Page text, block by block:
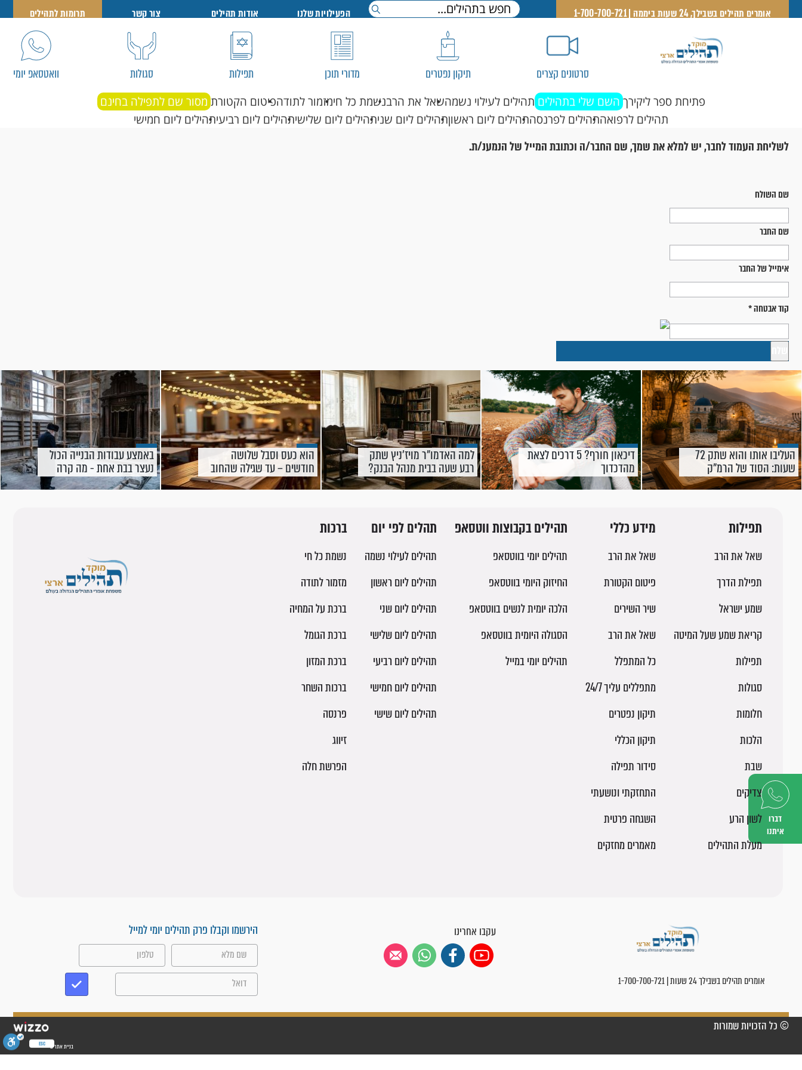
דברו
איתנו
אומרים תהילים בשבילך, 24 שעות ביממה | 1-700-700-721 הפעילויות שלנו אודות תהילים צור קשר תרומות לתהילים
סרטונים קצרים תיקון נפטרים מדורי תוכן תפילות סגולות וואטסאפ יומי
פתיחת ספר ליקירך השם שלי בתהילים תהילים לעילוי נשמהשאל את הרבנשמת כל חימזמור לתודהפיטום הקטורת מסור שם לתפילה בחינם
תהילים לרפואהתהילים לפרנסהתהילים ליום ראשוןתהילים ליום שניתהילים ליום שלישיתהילים ליום רביעיתהילים ליום חמישי
לשליחת העמוד לחבר, יש למלא את שמך, שם החבר/ה וכתובת המייל של הנמענ/ת.
שם השולח
שם החבר
אימייל של החבר
קוד אבטחה*
העליבו אותו והוא שתק 72
שעות: הסוד של הרמ"ק
שכולנו צריכים היום
דיכאון חורף? 5 דרכים לצאת
מהדכדוך
למה האדמו"ר מויז'ניץ שתק
רבע שעה בבית מנהל הבנק?
הוא כעס וסבל שלושה
חודשים – עד שגילה שהחוב
שולם מזמן
באמצע עבודות הבנייה הכול
נעצר בבת אחת - מה קרה
בקרעסטיר?
תפילות
שאל את הרב
תפילת הדרך
שמע ישראל
קריאת שמע שעל המיטה
תפילות
סגולות
חלומות
הלכות
שבת
צדיקים
לשון הרע
מעלת התהילים
מידע כללי
שאל את הרב
פיטום הקטורת
שיר השירים
שאל את הרב
כל המתפלל
מתפללים עליך 24/7
תיקון נפטרים
תיקון הכללי
סידור תפילה
התחזקתי ונושעתי
השגחה פרטית
מאמרים מחזקים
תהילים בקבוצות ווטסאפ
תהילים יומי בווטסאפ
החיזוק היומי בווטסאפ
הלכה יומית לנשים בווטסאפ
הסגולה היומית בווטסאפ
תהילים יומי במייל
תהלים לפי יום
תהילים לעילוי נשמה
תהילים ליום ראשון
תהילים ליום שני
תהילים ליום שלישי
תהילים ליום רביעי
תהילים ליום חמישי
תהילים ליום שישי
ברכות
נשמת כל חי
מזמור לתודה
ברכת על המחיה
ברכת הגומל
ברכת המזון
ברכות השחר
פרנסה
זיווג
הפרשת חלה
אומרים תהילים בשבילך 24 שעות | 1-700-700-721
עקבו אחרינו הירשמו וקבלו פרק תהילים יומי למייל
בניית אתרים
© כל הזכויות שמורות
ESC